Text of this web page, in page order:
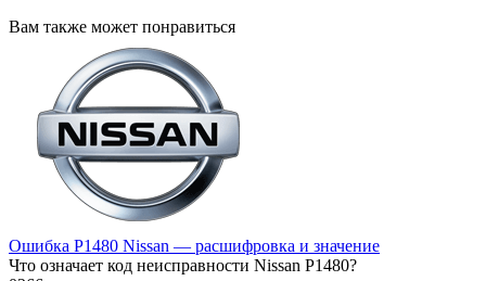
Вам также может понравиться
Ошибка P1480 Nissan — расшифровка и значение
Что означает код неисправности Nissan P1480?